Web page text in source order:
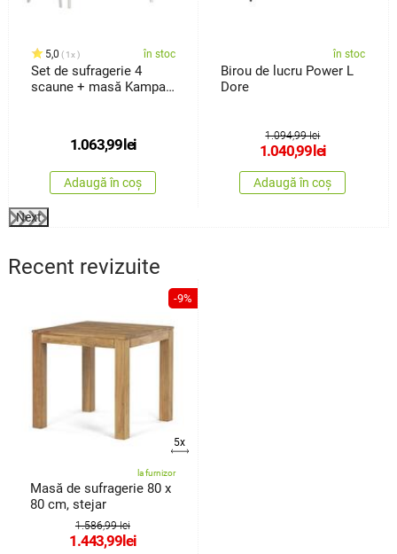
5,0 1x în stoc
Set de sufragerie 4
scaune + masă Kampali,
1.063,99lei
Adaugă în coș
în stoc
Birou de lucru Power L
Dore
1.094,99 lei
1.040,99lei
Adaugă în coș
Next
Recent revizuite
-9%
5x
la furnizor
Masă de sufragerie 80 x
80 cm, stejar
1.586,99 lei
1.443,99 lei